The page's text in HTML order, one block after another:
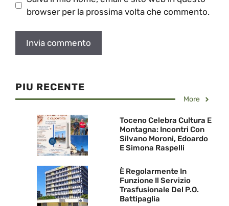
browser per la prossima volta che commento.
PIU RECENTE
More
Toceno Celebra Cultura E
Montagna: Incontri Con
Silvano Moroni, Edoardo
E Simona Raspelli
È Regolarmente In
Funzione Il Servizio
Trasfusionale Del P.O.
Battipaglia